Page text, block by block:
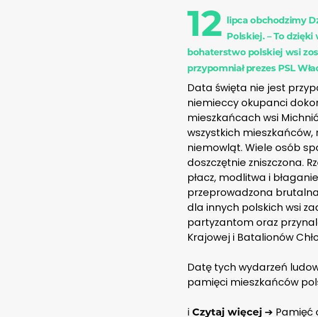
12
lipca obchodzimy
Polskiej. – To
bohaterstwo polskiej wsi
przypomniał prezes PSL
Data święta nie jest
niemieccy okupanci
mieszkańcach wsi
wszystkich
niemowląt. Wiele osób
doszczętnie zniszczona.
płacz, modlitwa i
przeprowadzona
dla innych polskich wsi
partyzantom oraz
Krajowej i Batalionów
Datę tych wydarzeń
pamięci mieszkańców
ℹ️Czytaj więcej ➔ Pamięć